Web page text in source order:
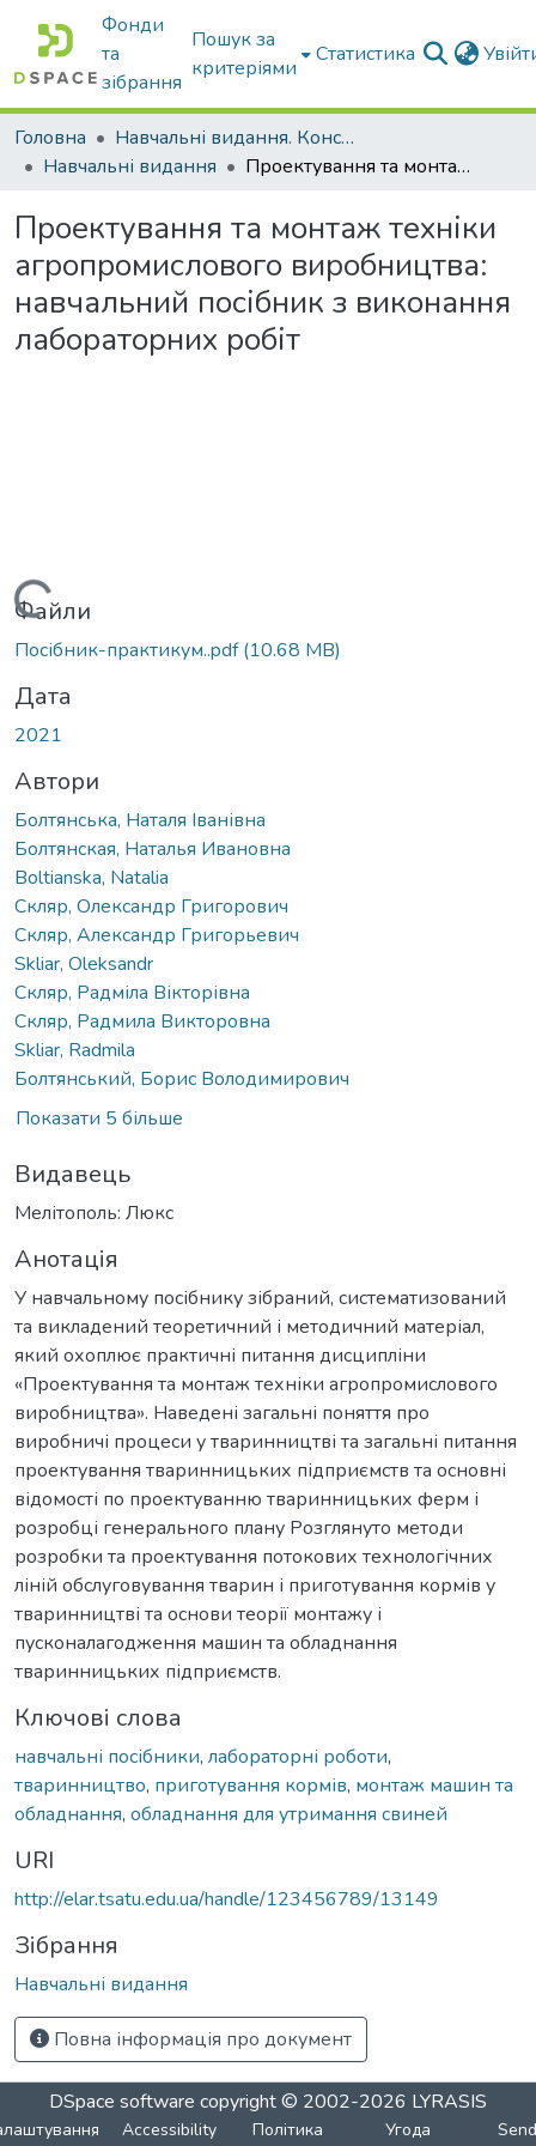
Фонди
та
зібрання
Пошук за
критеріями
Статистика
Головна
Навчальні видання. Конспекти лекцій
Навчальні видання
Проектування та монтаж техніки агропромислового виробництва: навчальний посібник з виконання лабораторних робіт
Проектування та монтаж техніки
агропромислового виробництва:
навчальний посібник з виконання
лабораторних робіт
Вантажиться...
Файли
Посібник-практикум..pdf(10.68 MB)
Дата
2021
Автори
Болтянська, Наталя Іванівна
Болтянская, Наталья Ивановна
Boltianska, Natalia
Скляр, Олександр Григорович
Скляр, Александр Григорьевич
Skliar, Oleksandr
Скляр, Радміла Вікторівна
Скляр, Радмила Викторовна
Skliar, Radmila
Болтянський, Борис Володимирович
Показати 5 більше
Видавець
Мелітополь: Люкс
Анотація
У навчальному посібнику зібраний, систематизований
та викладений теоретичний і методичний матеріал,
який охоплює практичні питання дисципліни
«Проектування та монтаж техніки агропромислового
виробництва». Наведені загальні поняття про
виробничі процеси у тваринництві та загальні питання
проектування тваринницьких підприємств та основні
відомості по проектуванню тваринницьких ферм і
розробці генерального плану Розглянуто методи
розробки та проектування потокових технологічних
ліній обслуговування тварин і приготування кормів у
тваринництві та основи теорії монтажу і
пусконалагодження машин та обладнання
тваринницьких підприємств.
Ключові слова
навчальні посібники, лабораторні роботи,
тваринництво, приготування кормів, монтаж машин та
обладнання, обладнання для утримання свиней
URI
http://elar.tsatu.edu.ua/handle/123456789/13149
Зібрання
Навчальні видання
Повна інформація про документ
DSpace software copyright © 2002-2026 LYRASIS
Accessibility
Політика
Угода
Send